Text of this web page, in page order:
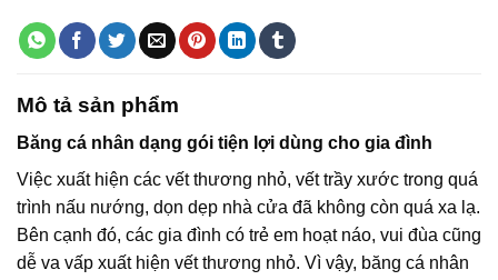
Mô tả sản phẩm
Băng cá nhân dạng gói tiện lợi dùng cho gia đình
Việc xuất hiện các vết thương nhỏ, vết trầy xước trong quá
trình nấu nướng, dọn dẹp nhà cửa đã không còn quá xa lạ.
Bên cạnh đó, các gia đình có trẻ em hoạt náo, vui đùa cũng
dễ va vấp xuất hiện vết thương nhỏ. Vì vậy, băng cá nhân